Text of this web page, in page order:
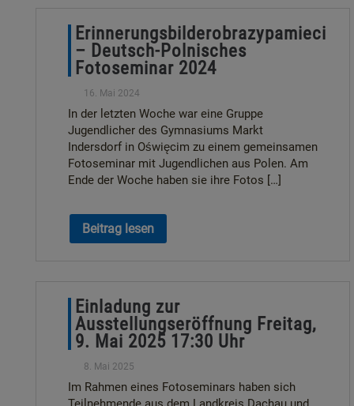
Erinnerungsbilderobrazypamieci
– Deutsch-Polnisches
Fotoseminar 2024
16. Mai 2024
In der letzten Woche war eine Gruppe
Jugendlicher des Gymnasiums Markt
Indersdorf in Oświęcim zu einem gemeinsamen
Fotoseminar mit Jugendlichen aus Polen. Am
Ende der Woche haben sie ihre Fotos […]
Beitrag lesen
Einladung zur
Ausstellungseröffnung Freitag,
9. Mai 2025 17:30 Uhr
8. Mai 2025
Im Rahmen eines Fotoseminars haben sich